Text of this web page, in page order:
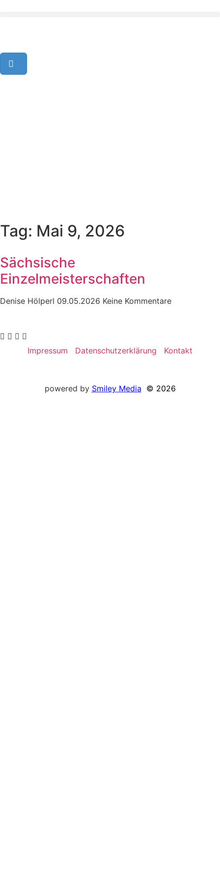
Tag: Mai 9, 2026
Sächsische
Einzelmeisterschaften
Denise Hölperl 09.05.2026 Keine Kommentare
Impressum Datenschutzerklärung Kontakt
powered by SmileyMedia © 2026